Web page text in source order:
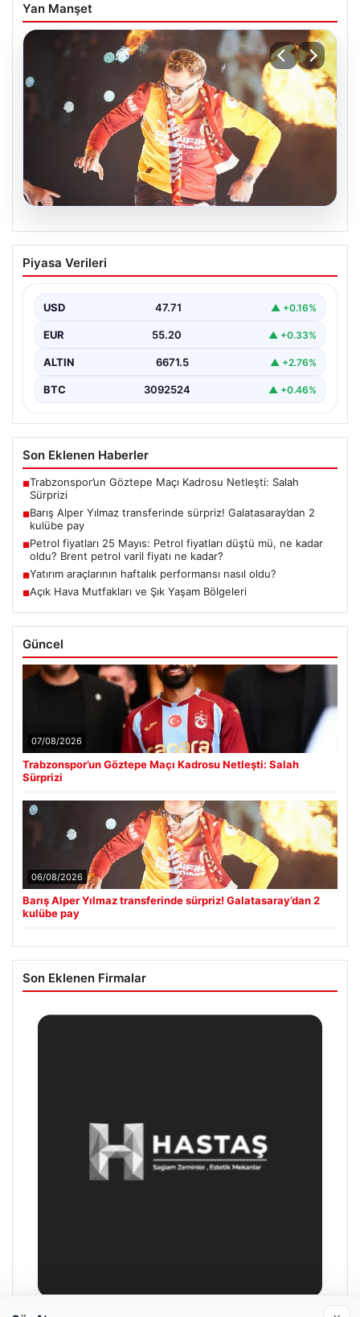
Yan Manşet
06.08.2026
Barış Alper Yılmaz transferinde sürpriz!
Galatasaray’dan 2 kulübe pay
Piyasa Verileri
USD 47.71 ▲ +0.16%
EUR 55.20 ▲ +0.33%
ALTIN 6671.5 ▲ +2.76%
BTC 3092524 ▲ +0.46%
Son Eklenen Haberler
■Trabzonspor’un Göztepe Maçı Kadrosu Netleşti: Salah
Sürprizi
■Barış Alper Yılmaz transferinde sürpriz! Galatasaray’dan 2
kulübe pay
■Petrol fiyatları 25 Mayıs: Petrol fiyatları düştü mü, ne kadar
oldu? Brent petrol varil fiyatı ne kadar?
■Yatırım araçlarının haftalık performansı nasıl oldu?
■Açık Hava Mutfakları ve Şık Yaşam Bölgeleri
Güncel
07/08/2026
Trabzonspor’un Göztepe Maçı Kadrosu Netleşti: Salah
Sürprizi
06/08/2026
Barış Alper Yılmaz transferinde sürpriz! Galatasaray’dan 2
kulübe pay
Son Eklenen Firmalar